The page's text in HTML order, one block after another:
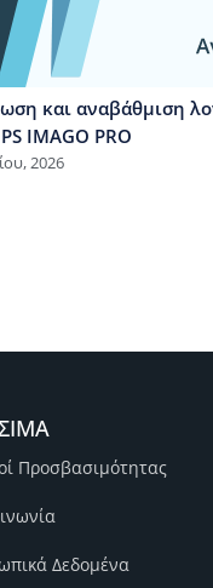
και αναβάθμιση
PS IMAGO PRO
2026
Προσβασιμότητας
Δεδομένα